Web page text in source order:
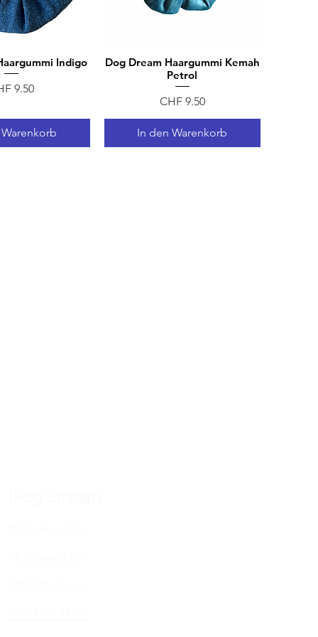
Indigo
9.50
Schnellansicht
Dog Dream Haargummi Kemah
Petrol
Preis
CHF 9.50
In den Warenkorb